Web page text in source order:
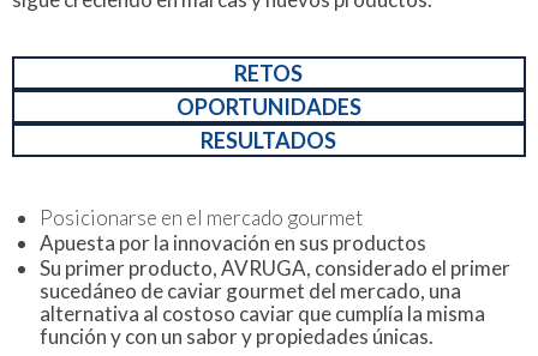
RETOS
OPORTUNIDADES
RESULTADOS
Posicionarse en el mercado gourmet
Apuesta por la innovación en sus productos
Su primer producto, AVRUGA, considerado el primer
sucedáneo de caviar gourmet del mercado, una
alternativa al costoso caviar que cumplía la misma
función y con un sabor y propiedades únicas.